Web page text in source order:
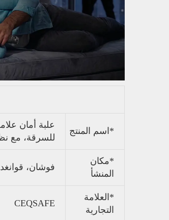
*اسم المنتج
للسرقة، مع
*مكان
المنشأ
فوشان،
*العلامة
التجارية
CEQSAFE